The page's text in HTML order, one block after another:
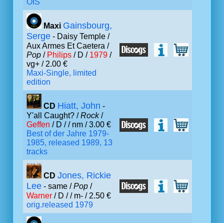
OIS
Maxi Gainsbourg,
Serge - Daisy Temple /
Aux Armes Et Caetera /
Pop / Philips / D / 1979 /
vg+ / 2.00 €
Maxi-Single, limited
edition
CD Hiatt, John -
Y'all Caught? /Rock/
Geffen / D // nm / 3.00 €
Best of der Jahre 1979-
1985, released 1989, 13
tracks
CD Jones, Rickie
Lee - same /Pop /
Warner / D // m- / 2.50 €
orig.released 1979